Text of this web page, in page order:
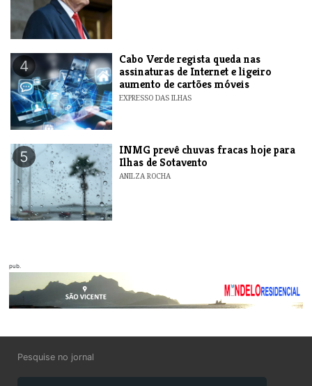
4
Cabo Verde regista queda nas
assinaturas de Internet e ligeiro
aumento de cartões móveis
EXPRESSO DAS ILHAS
5
INMG prevê chuvas fracas hoje para
Ilhas de Sotavento
ANILZA ROCHA
pub.
Pesquise no jornal